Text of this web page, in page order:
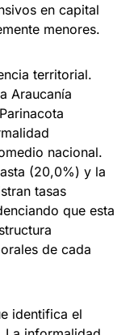
en capital
menores.
territorial.
Araucanía
nacional.
(20,0%) y la
tasas
que esta
de cada
identifica el